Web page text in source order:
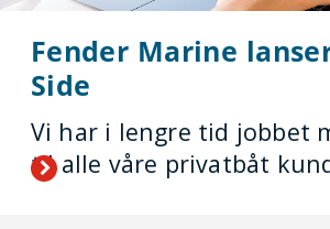
Fender Marine
Side
Vi har i lengre tid jobbet
til alle våre privatbåt